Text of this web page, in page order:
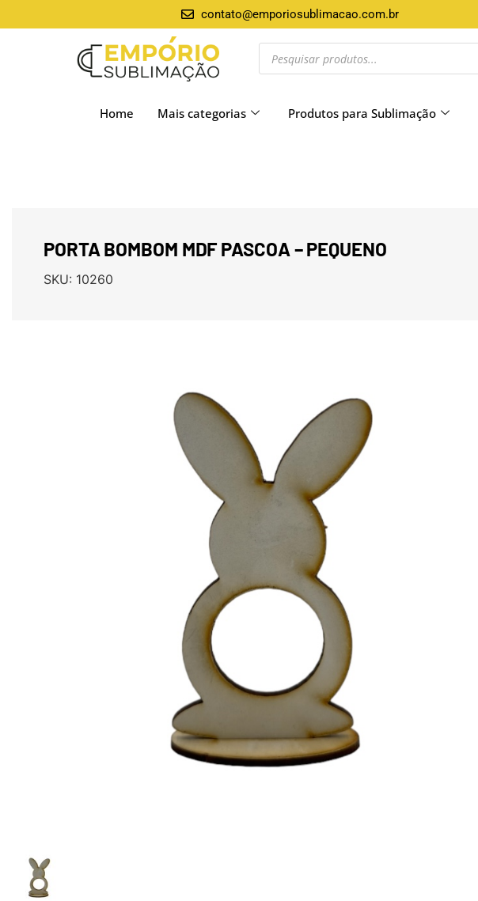
contato@emporiosublimacao.com.br
Home Mais categorias Produtos para Sublimação
PORTA BOMBOM MDF PASCOA – PEQUENO
SKU: 10260